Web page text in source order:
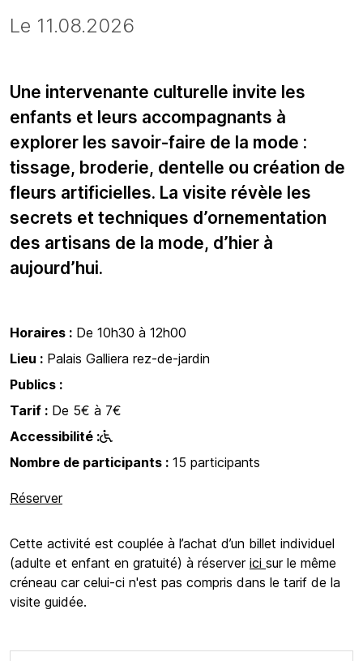
Le 11.08.2026
Une intervenante culturelle invite les
enfants et leurs accompagnants à
explorer les savoir-faire de la mode :
tissage, broderie, dentelle ou création de
fleurs artificielles. La visite révèle les
secrets et techniques d’ornementation
des artisans de la mode, d’hier à
aujourd’hui.
Horaires : De 10h30 à 12h00
Lieu : Palais Galliera rez-de-jardin
Publics :
Tarif : De 5€ à 7€
Accessibilité :
Nombre de participants : 15 participants
Réserver
Cette activité est couplée à l’achat d’un billet individuel
(adulte et enfant en gratuité) à réserver ici sur le même
créneau car celui-ci n'est pas compris dans le tarif de la
visite guidée.